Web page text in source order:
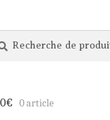
:
€ 0 article